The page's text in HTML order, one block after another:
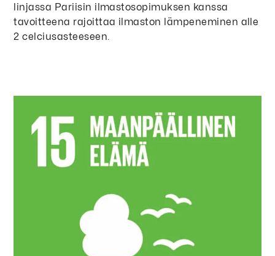
linjassa Pariisin ilmastosopimuksen kanssa
tavoitteena rajoittaa ilmaston lämpeneminen alle
2 celciusasteeseen.